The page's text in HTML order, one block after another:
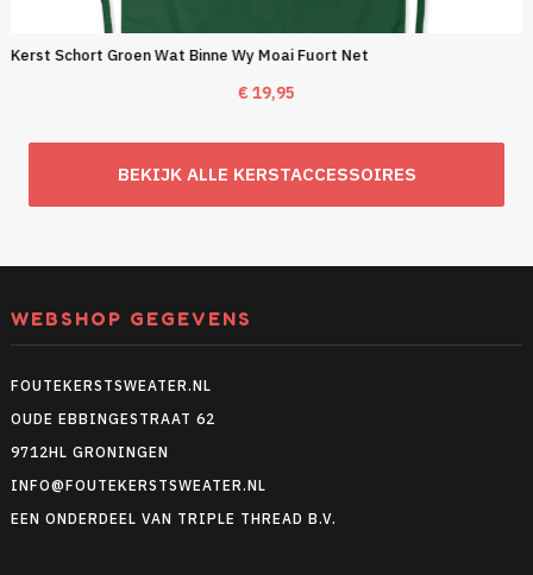
Kerst Schort Groen Wat Binne Wy Moai Fuort Net
€19,95
BEKIJK ALLE KERSTACCESSOIRES
WEBSHOP GEGEVENS
FOUTEKERSTSWEATER.NL
OUDE EBBINGESTRAAT 62
9712HL GRONINGEN
INFO@FOUTEKERSTSWEATER.NL
EEN ONDERDEEL VAN TRIPLE THREAD B.V.